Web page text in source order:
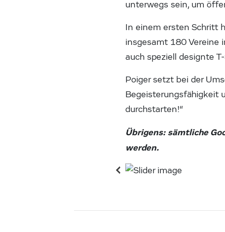
unterwegs sein, um
In einem ersten Schritt
insgesamt 180 Vereine
auch speziell designte
Poiger setzt bei der
Begeisterungsfähigkeit
durchstarten!“
Übrigens: sämtliche
werden.